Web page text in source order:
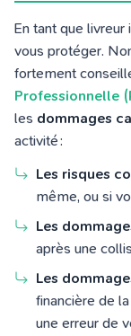
En tant que
vous protéger.
fortement
Professionnelle
les dommages
activité :
Les risques
même, ou si
Les
après une
Les
financière de
une erreur de